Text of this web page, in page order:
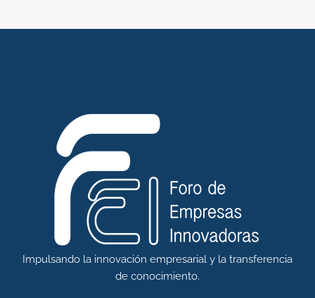
Impulsando la innovación empresarial y la transferencia
de conocimiento.